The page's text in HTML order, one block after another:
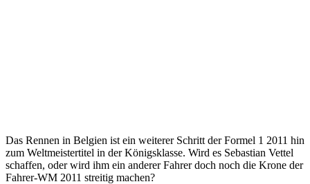
Das Rennen in Belgien ist ein weiterer Schritt der Formel 1 2011 hin
zum Weltmeistertitel in der Königsklasse. Wird es Sebastian Vettel
schaffen, oder wird ihm ein anderer Fahrer doch noch die Krone der
Fahrer-WM 2011 streitig machen?